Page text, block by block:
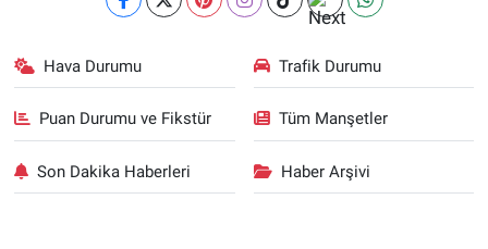
Hava Durumu Trafik Durumu
Puan Durumu ve Fikstür Tüm Manşetler
Son Dakika Haberleri Haber Arşivi